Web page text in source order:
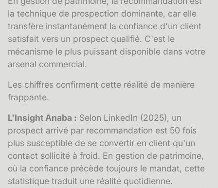
la technique de prospection dominante, car elle
transfère instantanément la confiance d'un client
satisfait vers un prospect qualifié. C'est le
mécanisme le plus puissant disponible dans votre
arsenal commercial.
Les chiffres confirment cette réalité de manière
frappante.
L'Insight Anaba : Selon LinkedIn (2025), un
prospect arrivé par recommandation est 50 fois
plus susceptible de se convertir en client qu'un
contact sollicité à froid. En gestion de patrimoine,
où la confiance précède toujours le mandat, cette
statistique traduit une réalité quotidienne.